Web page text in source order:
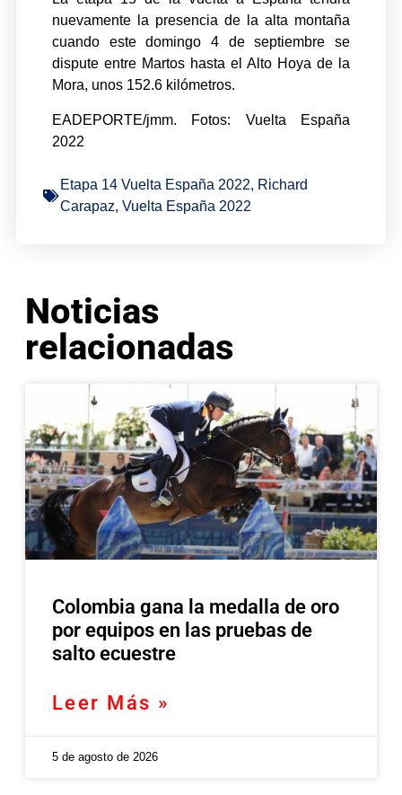
nuevamente la presencia de la alta montaña
cuando este domingo 4 de septiembre se
dispute entre Martos hasta el Alto Hoya de la
Mora, unos 152.6 kilómetros.
EADEPORTE/jmm. Fotos: Vuelta España
2022
Etapa 14 Vuelta España 2022, Richard
Carapaz, Vuelta España 2022
Noticias
relacionadas
Colombia gana la medalla de oro
por equipos en las pruebas de
salto ecuestre
Leer Más »
5 de agosto de 2026